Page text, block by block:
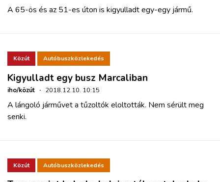
A 65-ös és az 51-es úton is kigyulladt egy-egy jármű.
Közút Autóbuszközlekedés
Kigyulladt egy busz Marcaliban
iho/közút · 2018.12.10. 10:15
A lángoló járművet a tűzoltók eloltották. Nem sérült meg
senki.
Közút Autóbuszközlekedés